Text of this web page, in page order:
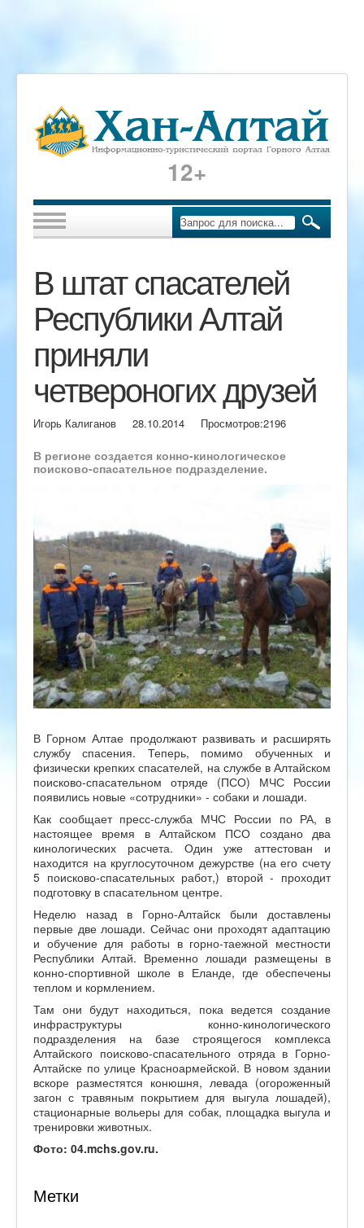
12+
В штат спасателей
Республики Алтай
приняли
четвероногих друзей
Игорь Калиганов 28.10.2014 Просмотров:2196
В регионе создается конно-кинологическое
поисково-спасательное подразделение.
В Горном Алтае продолжают развивать и расширять
службу спасения. Теперь, помимо обученных и
физически крепких спасателей, на службе в Алтайском
поисково-спасательном отряде (ПСО) МЧС России
появились новые «сотрудники» - собаки и лошади.
Как сообщает пресс-служба МЧС России по РА, в
настоящее время в Алтайском ПСО создано два
кинологических расчета. Один уже аттестован и
находится на круглосуточном дежурстве (на его счету
5 поисково-спасательных работ,) второй - проходит
подготовку в спасательном центре.
Неделю назад в Горно-Алтайск были доставлены
первые две лошади. Сейчас они проходят адаптацию
и обучение для работы в горно-таежной местности
Республики Алтай. Временно лошади размещены в
конно-спортивной школе в Еланде, где обеспечены
теплом и кормлением.
Там они будут находиться, пока ведется создание
инфраструктуры конно-кинологического
подразделения на базе строящегося комплекса
Алтайского поисково-спасательного отряда в Горно-
Алтайске по улице Красноармейской. В новом здании
вскоре разместятся конюшня, левада (огороженный
загон с травяным покрытием для выгула лошадей),
стационарные вольеры для собак, площадка выгула и
тренировки животных.
Фото: 04.mchs.gov.ru.
Метки